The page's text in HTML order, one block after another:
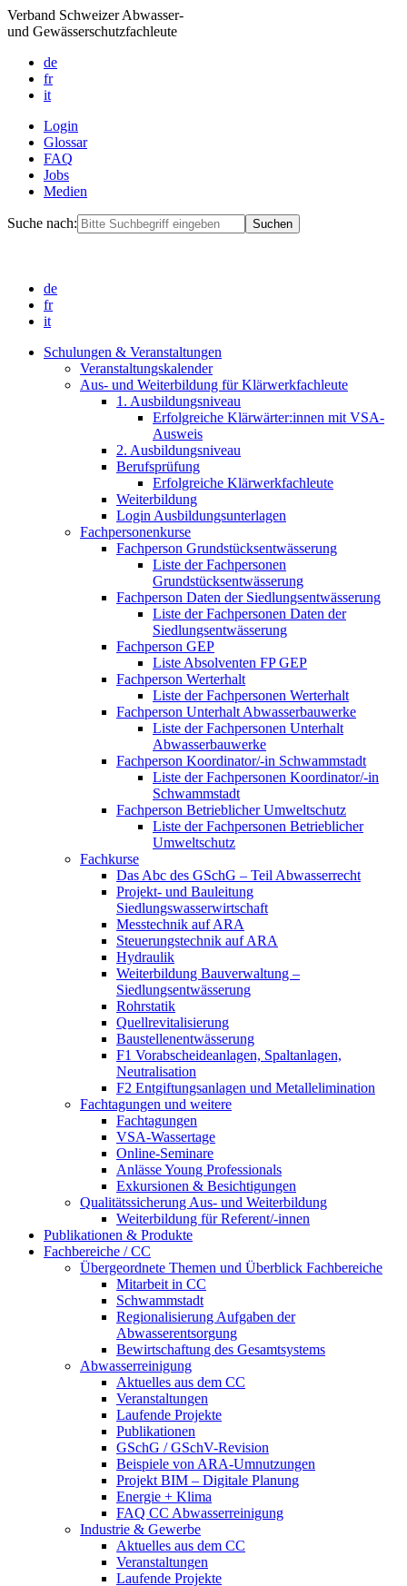
Verband Schweizer Abwasser-
und Gewässerschutzfachleute
de
fr
it
Login
Glossar
FAQ
Jobs
Medien
Suche nach:
de
fr
it
Schulungen & Veranstaltungen
Veranstaltungskalender
Aus- und Weiterbildung für Klärwerkfachleute
1. Ausbildungsniveau
Erfolgreiche Klärwärter:innen mit VSA-
Ausweis
2. Ausbildungsniveau
Berufsprüfung
Erfolgreiche Klärwerkfachleute
Weiterbildung
Login Ausbildungsunterlagen
Fachpersonenkurse
Fachperson Grundstücksentwässerung
Liste der Fachpersonen
Grundstücksentwässerung
Fachperson Daten der Siedlungsentwässerung
Liste der Fachpersonen Daten der
Siedlungsentwässerung
Fachperson GEP
Liste Absolventen FP GEP
Fachperson Werterhalt
Liste der Fachpersonen Werterhalt
Fachperson Unterhalt Abwasserbauwerke
Liste der Fachpersonen Unterhalt
Abwasserbauwerke
Fachperson Koordinator/-in Schwammstadt
Liste der Fachpersonen Koordinator/-in
Schwammstadt
Fachperson Betrieblicher Umweltschutz
Liste der Fachpersonen Betrieblicher
Umweltschutz
Fachkurse
Das Abc des GSchG – Teil Abwasserrecht
Projekt- und Bauleitung
Siedlungswasserwirtschaft
Messtechnik auf ARA
Steuerungstechnik auf ARA
Hydraulik
Weiterbildung Bauverwaltung –
Siedlungsentwässerung
Rohrstatik
Quellrevitalisierung
Baustellenentwässerung
F1 Vorabscheideanlagen, Spaltanlagen,
Neutralisation
F2 Entgiftungsanlagen und Metallelimination
Fachtagungen und weitere
Fachtagungen
VSA-Wassertage
Online-Seminare
Anlässe Young Professionals
Exkursionen & Besichtigungen
Qualitätssicherung Aus- und Weiterbildung
Weiterbildung für Referent/-innen
Publikationen & Produkte
Fachbereiche / CC
Übergeordnete Themen und Überblick Fachbereiche
Mitarbeit in CC
Schwammstadt
Regionalisierung Aufgaben der
Abwasserentsorgung
Bewirtschaftung des Gesamtsystems
Abwasserreinigung
Aktuelles aus dem CC
Veranstaltungen
Laufende Projekte
Publikationen
GSchG / GSchV-Revision
Beispiele von ARA-Umnutzungen
Projekt BIM – Digitale Planung
Energie + Klima
FAQ CC Abwasserreinigung
Industrie & Gewerbe
Aktuelles aus dem CC
Veranstaltungen
Laufende Projekte